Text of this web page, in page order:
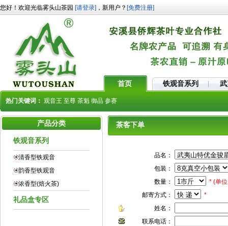
您好！欢迎光临雾头山茶园 [请登录] ，新用户？ [免费注册]
首页 铁观音系列
热门关键词： 观音王 至尊 茶魁 御品 参赛
产品分类
铁观音系列
清香型铁观音
韵香型铁观音
浓香型(焙火茶)
礼品盒专区
茶客下单
品名：
包装：
数量：
* (单
邮寄方式：
*
姓名：
联系电话：